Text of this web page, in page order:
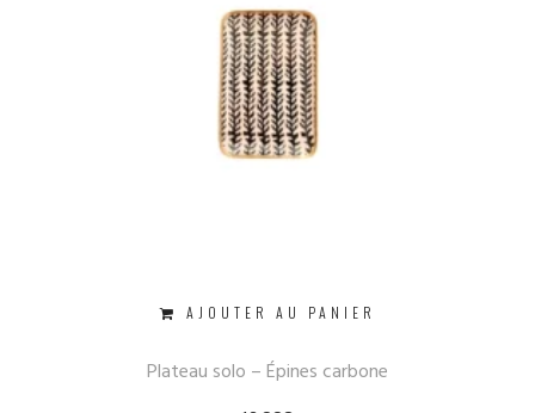
AJOUTER AU PANIER
Plateau solo – Épines carbone